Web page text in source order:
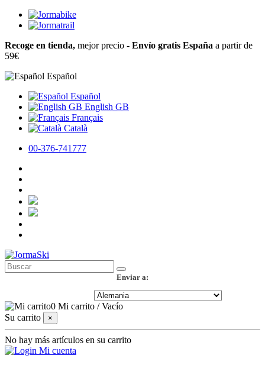
Recoge en tienda, mejor precio - Envío gratis España a partir de
59€
Español
Español
English GB
Français
Català
00-376-741777
Enviar a:
0 Mi carrito /Vacío
Su carrito
×
No hay más artículos en su carrito
Mi cuenta